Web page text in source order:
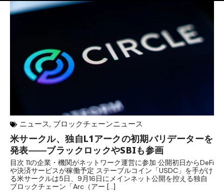
ニュース, ブロックチェーンニュース
米サークル、独自L1アークの初期バリデーターを
発表――ブラックロックやSBIも参画
目次 11の企業・機関がネットワーク運営に参加 公開初日からDeFi
や決済サービスが稼働予定 ステーブルコイン「USDC」を手がけ
る米サークルは5日、9月16日にメインネット公開を控える独自
ブロックチェーン「Arc（アー […]